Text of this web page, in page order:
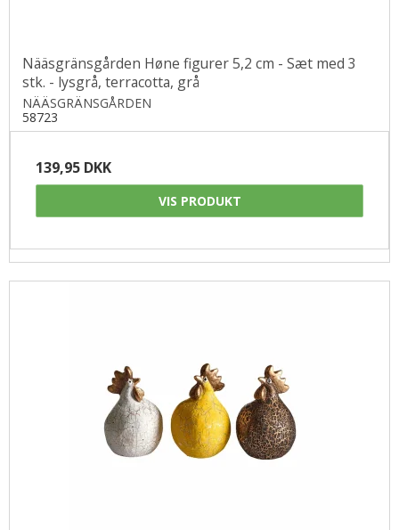
Nääsgränsgården Høne figurer 5,2 cm - Sæt med 3
stk. - lysgrå, terracotta, grå
NÄÄSGRÄNSGÅRDEN
58723
139,95 DKK
VIS PRODUKT